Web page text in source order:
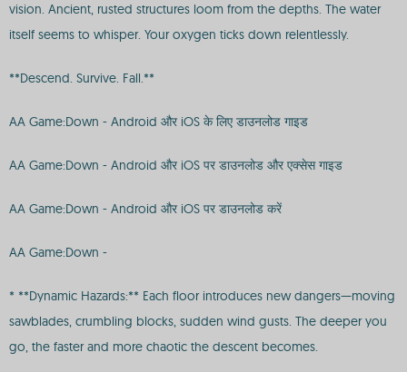
vision. Ancient, rusted structures loom from the depths. The water
itself seems to whisper. Your oxygen ticks down relentlessly.
**Descend. Survive. Fall.**
AA Game:Down - Android और iOS के लिए डाउनलोड गाइड
AA Game:Down - Android और iOS पर डाउनलोड और एक्सेस गाइड
AA Game:Down - Android और iOS पर डाउनलोड करें
AA Game:Down -
* **Dynamic Hazards:** Each floor introduces new dangers—moving
sawblades, crumbling blocks, sudden wind gusts. The deeper you
go, the faster and more chaotic the descent becomes.